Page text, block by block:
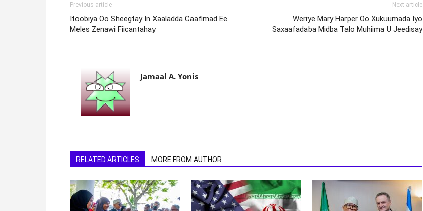
Previous article
Itoobiya Oo Sheegtay In Xaaladda Caafimad Ee
Meles Zenawi Fiicantahay
Next article
Weriye Mary Harper Oo Xukuumada Iyo
Saxaafadaba Midba Talo Muhiima U Jeedisay
Jamaal A. Yonis
RELATED ARTICLES MORE FROM AUTHOR